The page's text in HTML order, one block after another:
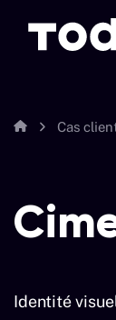
Cas
Identité